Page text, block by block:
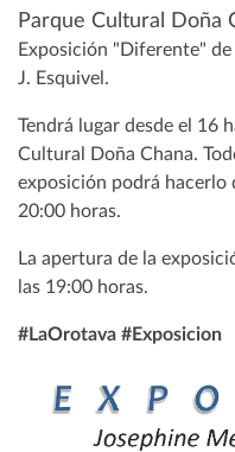
Parque Cultural Doña
Exposición "Diferente"
J. Esquivel.
Tendrá lugar desde el 16
Cultural Doña Chana.
exposición podrá hacerlo
20:00 horas.
La apertura de la
las 19:00 horas.
#LaOrotava #Exposicion